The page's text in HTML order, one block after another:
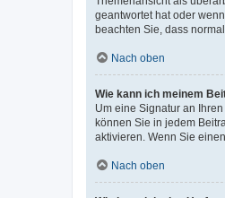
geantwortet hat oder
beachten Sie, dass
Nach oben
Wie kann ich meinem
Um eine Signatur an
können Sie in jedem
aktivieren. Wenn Sie
Nach oben